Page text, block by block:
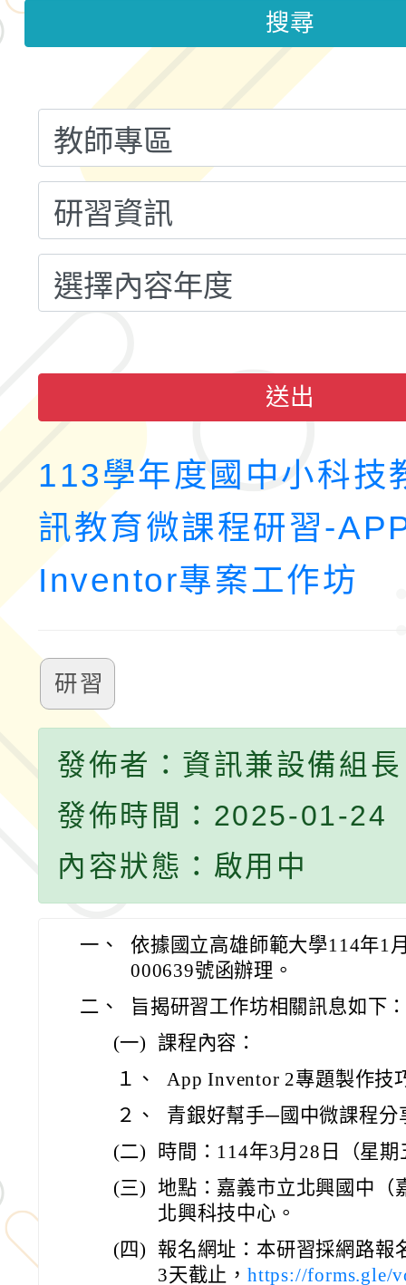
年八月份教師研習
國立成功大學辦理「台
融平台-教案暨教學示
115學年度「學習扶助
計畫子計畫十一-2：國
小時認證研習計畫」
115年度「教育部表揚
義教育推展貢獻獎」實
搜尋
送出
113學年度國中小科技
訊教育微課程研習-
Inventor專案工作坊
研習
發佈者：資訊兼設備組長
發佈時間：2025-01-24
內容狀態：啟用中
一、
依據國立高雄師範大學114年1
000639號函辦理。
二、
旨揭研習工作坊相關訊息如下
(一) 課程內容：
１、
App Inventor 2專題製作技
２、
青銀好幫手─國中微課程分
(二)
時間：114年3月28日（星
(三) 地點：嘉義市立北興國中（
北興科技中心。
(四)
報名網址：本研習採網路報
3天截止， https://forms.gle/